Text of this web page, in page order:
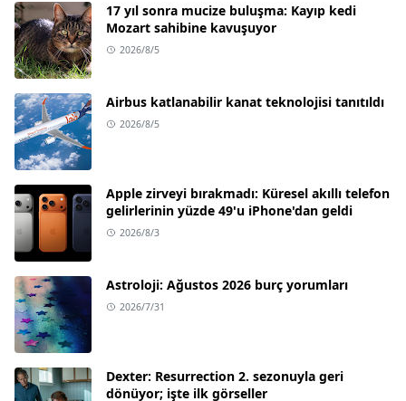
17 yıl sonra mucize buluşma: Kayıp kedi
Mozart sahibine kavuşuyor
2026/8/5
Airbus katlanabilir kanat teknolojisi tanıtıldı
2026/8/5
Apple zirveyi bırakmadı: Küresel akıllı telefon
gelirlerinin yüzde 49'u iPhone'dan geldi
2026/8/3
Astroloji: Ağustos 2026 burç yorumları
2026/7/31
Dexter: Resurrection 2. sezonuyla geri
dönüyor; işte ilk görseller